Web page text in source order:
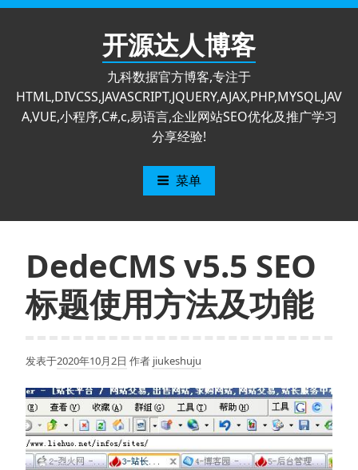
跳
开源达人博客
九科数据官方博客,专注于
HTML,DIVCSS,JAVASCRIPT,JQUERY,AJAX,PHP,MYSQL,JAV
A,VUE,小程序,C#,c,易语言,企业网站SEO优化及推广学习
分享经验!
菜单
DedeCMS v5.5 SEO
标题使用方法及功能
发表于2020年10月2日 作者 jiukeshuju